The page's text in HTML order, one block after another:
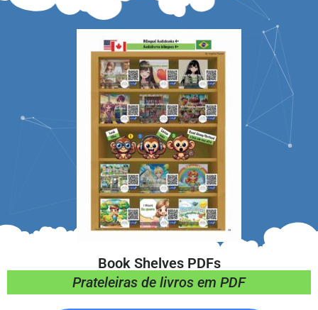
Book Shelves PDFs
Prateleiras de livros em PDF